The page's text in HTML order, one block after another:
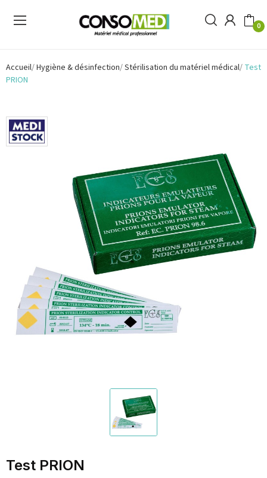
0
Accueil Hygiène & désinfection Stérilisation du matériel médical Test
PRION
Test PRION